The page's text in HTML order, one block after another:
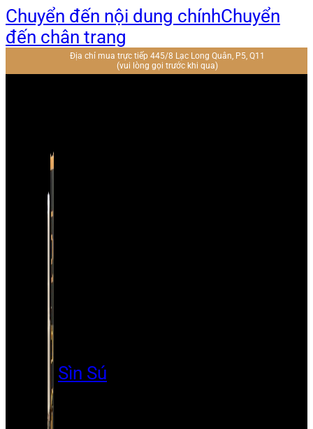
Chuyển đến nội dung chínhChuyển
đến chân trang
Địa chỉ mua trực tiếp 445/8 Lạc Long Quân, P5, Q11
(vui lòng gọi trước khi qua)
Sìn Sú